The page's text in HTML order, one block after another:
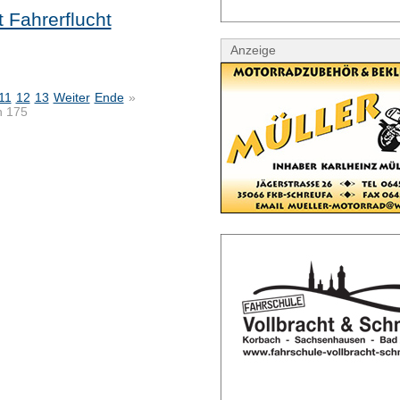
Fahrerflucht
12 13 Weiter Ende »
175
Anzeige